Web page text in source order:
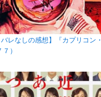
バレなしの感想】『カプリコン・
）